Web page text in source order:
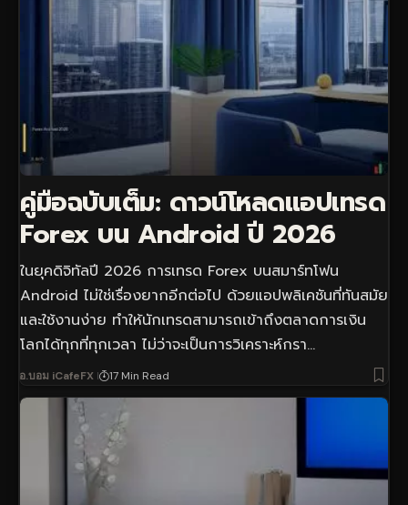
คู่มือฉบับเต็ม: ดาวน์โหลดแอปเทรด
Forex บน Android ปี 2026
ในยุคดิจิทัลปี 2026 การเทรด Forex บนสมาร์ทโฟน
Android ไม่ใช่เรื่องยากอีกต่อไป ด้วยแอปพลิเคชันที่ทันสมัย
และใช้งานง่าย ทำให้นักเทรดสามารถเข้าถึงตลาดการเงิน
โลกได้ทุกที่ทุกเวลา ไม่ว่าจะเป็นการวิเคราะห์กรา…
อ.บอม iCafeFX 17 Min Read